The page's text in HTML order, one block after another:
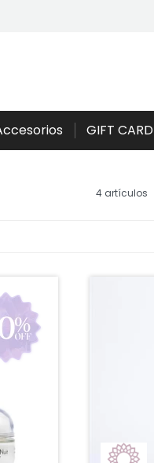
GIFT CARD
4 artículos